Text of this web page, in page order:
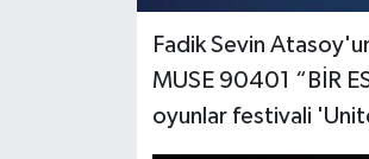
Fadik Sevin
MUSE 90401 “BİR
oyunlar festivali